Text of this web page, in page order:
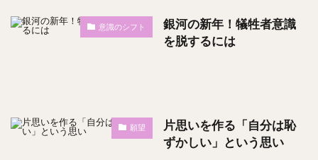
意識のシフト
銀河の新年！犠牲者意識
を脱するには
願望
片思いを作る「自分は恥
ずかしい」という思い